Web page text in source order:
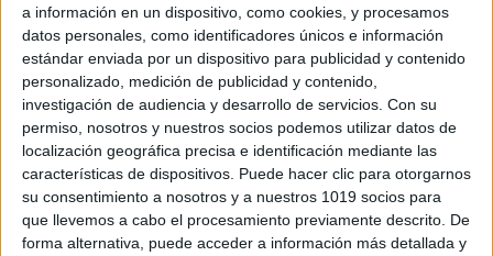
a información en un dispositivo, como cookies, y procesamos
datos personales, como identificadores únicos e información
estándar enviada por un dispositivo para publicidad y contenido
personalizado, medición de publicidad y contenido,
investigación de audiencia y desarrollo de servicios. Con su
permiso, nosotros y nuestros socios podemos utilizar datos de
localización geográfica precisa e identificación mediante las
características de dispositivos. Puede hacer clic para otorgarnos
su consentimiento a nosotros y a nuestros 1019 socios para
que llevemos a cabo el procesamiento previamente descrito. De
forma alternativa, puede acceder a información más detallada y
Infantil Lámina didáctica el Tiempo
Meteorológico
Publicado el 12 mayo, 2026